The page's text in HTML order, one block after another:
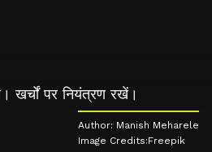
खर्चों पर नियंत्रण रखें।
Author: Manish Meharele
Image Credits:Freepik